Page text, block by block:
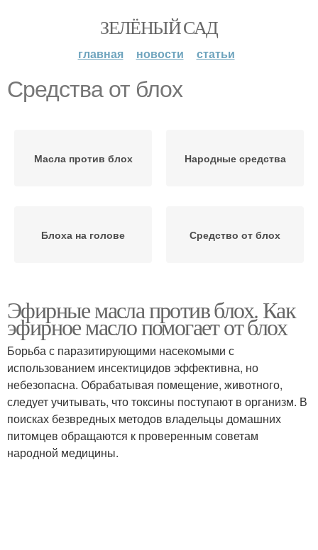
ЗЕЛЁНЫЙ САД
главная новости статьи
Средства от блох
Масла против блох Народные средства
Блоха на голове Средство от блох
Эфирные масла против блох. Как
эфирное масло помогает от блох
Борьба с паразитирующими насекомыми с
использованием инсектицидов эффективна, но
небезопасна. Обрабатывая помещение, животного,
следует учитывать, что токсины поступают в организм. В
поисках безвредных методов владельцы домашних
питомцев обращаются к проверенным советам
народной медицины.